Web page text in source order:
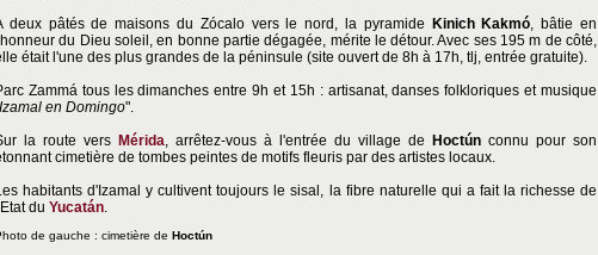
deux pâtés de maisons du Zócalo vers le nord, la pyramide
Kinich Kakmó, bâtie en
du Dieu soleil, en bonne partie dégagée, mérite le détour. Avec ses 195 m de côté,
était l'une des plus grandes de la péninsule (site ouvert de 8h à 17h, tlj, entrée gratuite).
Zammá tous les dimanches entre 9h et 15h : artisanat, danses folkloriques et musique
Izamal en Domingo".
la route vers Mérida, arrêtez-vous à l'entrée du village de Hoctún connu pour son
cimetière de tombes peintes de motifs fleuris par des artistes locaux.
habitants d'Izamal y cultivent toujours le sisal, la fibre naturelle qui a fait la richesse de
du Yucatán.
de gauche : cimetière de Hoctún